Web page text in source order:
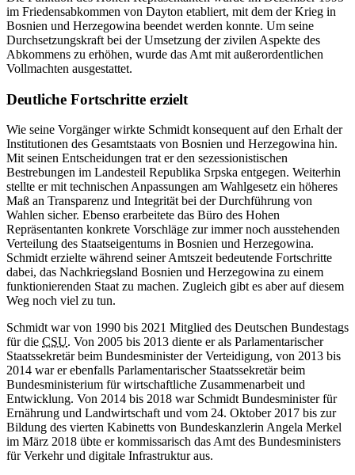
im Friedensabkommen von Dayton etabliert, mit dem der Krieg in
Bosnien und Herzegowina beendet werden konnte. Um seine
Durchsetzungskraft bei der Umsetzung der zivilen Aspekte des
Abkommens zu erhöhen, wurde das Amt mit außerordentlichen
Vollmachten ausgestattet.
Deutliche Fortschritte erzielt
Wie seine Vorgänger wirkte Schmidt konsequent auf den Erhalt der
Institutionen des Gesamtstaats von Bosnien und Herzegowina hin.
Mit seinen Entscheidungen trat er den sezessionistischen
Bestrebungen im Landesteil Republika Srpska entgegen. Weiterhin
stellte er mit technischen Anpassungen am Wahlgesetz ein höheres
Maß an Transparenz und Integrität bei der Durchführung von
Wahlen sicher. Ebenso erarbeitete das Büro des Hohen
Repräsentanten konkrete Vorschläge zur immer noch ausstehenden
Verteilung des Staatseigentums in Bosnien und Herzegowina.
Schmidt erzielte während seiner Amtszeit bedeutende Fortschritte
dabei, das Nachkriegsland Bosnien und Herzegowina zu einem
funktionierenden Staat zu machen. Zugleich gibt es aber auf diesem
Weg noch viel zu tun.
Schmidt war von 1990 bis 2021 Mitglied des Deutschen Bundestags
für die CSU. Von 2005 bis 2013 diente er als Parlamentarischer
Staatssekretär beim Bundesminister der Verteidigung, von 2013 bis
2014 war er ebenfalls Parlamentarischer Staatssekretär beim
Bundesministerium für wirtschaftliche Zusammenarbeit und
Entwicklung. Von 2014 bis 2018 war Schmidt Bundesminister für
Ernährung und Landwirtschaft und vom 24. Oktober 2017 bis zur
Bildung des vierten Kabinetts von Bundeskanzlerin Angela Merkel
im März 2018 übte er kommissarisch das Amt des Bundesministers
für Verkehr und digitale Infrastruktur aus.